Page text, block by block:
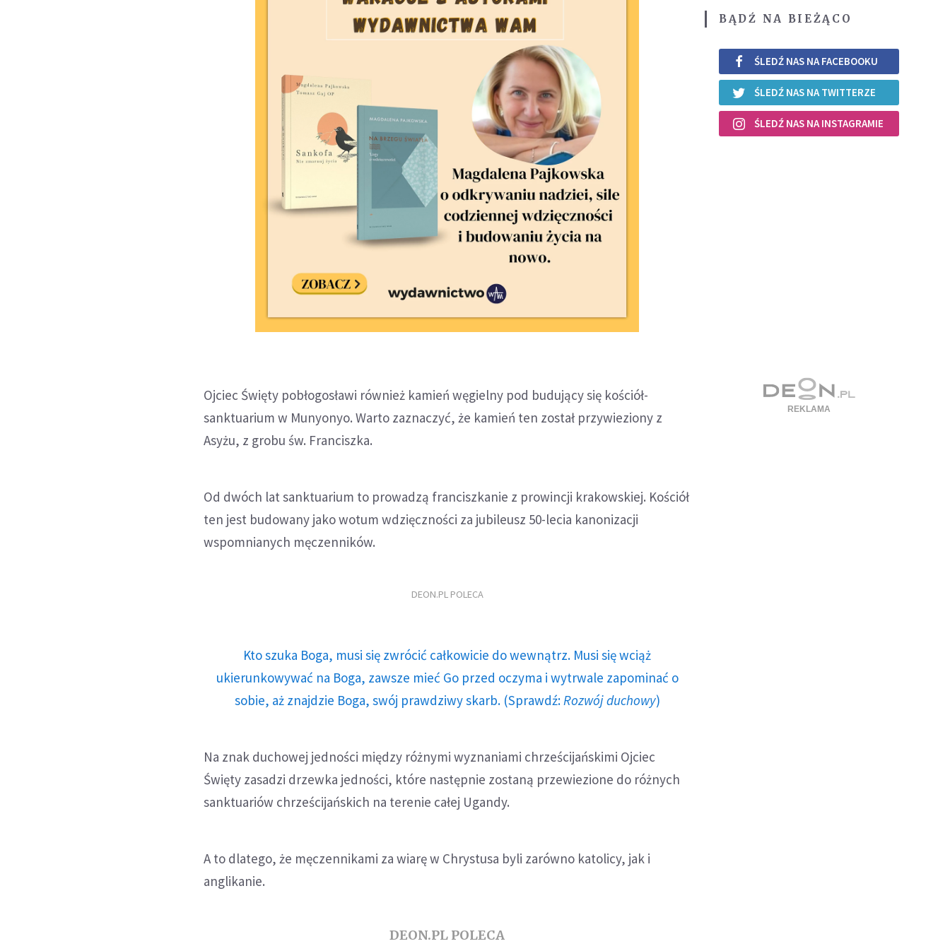
Ojciec Święty pobłogosławi również kamień węgielny pod budujący się kościół-
sanktuarium w Munyonyo. Warto zaznaczyć, że kamień ten został przywieziony z
Asyżu, z grobu św. Franciszka.
Od dwóch lat sanktuarium to prowadzą franciszkanie z prowincji krakowskiej. Kościół
ten jest budowany jako wotum wdzięczności za jubileusz 50-lecia kanonizacji
wspomnianych męczenników.
DEON.PL POLECA
Kto szuka Boga, musi się zwrócić całkowicie do wewnątrz. Musi się wciąż
ukierunkowywać na Boga, zawsze mieć Go przed oczyma i wytrwale zapominać o
sobie, aż znajdzie Boga, swój prawdziwy skarb. (Sprawdź: Rozwój duchowy)
Na znak duchowej jedności między różnymi wyznaniami chrześcijańskimi Ojciec
Święty zasadzi drzewka jedności, które następnie zostaną przewiezione do różnych
sanktuariów chrześcijańskich na terenie całej Ugandy.
A to dlatego, że męczennikami za wiarę w Chrystusa byli zarówno katolicy, jak i
anglikanie.
DEON.PL POLECA
BĄDŹ NA BIEŻĄCO
ŚLEDŹ NAS NA FACEBOOKU
ŚLEDŹ NAS NA TWITTERZE
ŚLEDŹ NAS NA INSTAGRAMIE